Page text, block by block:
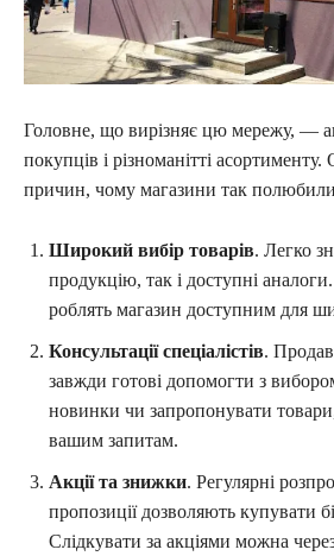
Головне, що вирізняє цю мережу, —
покупців і різноманітті
причин, чому магазини так
Широкий вибір товарів. Легко
продукцію, так і доступні аналоги.
роблять магазин доступним для
Консультації спеціалістів.
завжди готові допомогти з
новинки чи запропонувати
вашим запитам.
Акції та знижки. Регулярні
пропозиції дозволяють купувати
Слідкувати за акціями можна